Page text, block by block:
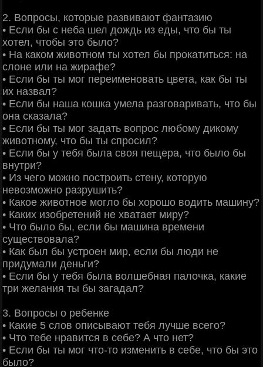
2. Вопросы, которые развивают фантазию
• Если бы с неба шел дождь из еды, что бы ты
хотел, чтобы это было?
• На каком животном ты хотел бы прокатиться: на
слоне или на жирафе?
• Если бы ты мог переименовать цвета, как бы ты
их назвал?
• Если бы наша кошка умела разговаривать, что бы
она сказала?
• Если бы ты мог задать вопрос любому дикому
животному, что бы ты спросил?
• Если бы у тебя была своя пещера, что было бы
внутри?
• Из чего можно построить стену, которую
невозможно разрушить?
• Какое животное могло бы хорошо водить машину?
• Каких изобретений не хватает миру?
• Что было бы, если бы машина времени
существовала?
• Как был бы устроен мир, если бы люди не
придумали деньги?
• Если бы у тебя была волшебная палочка, какие
три желания ты бы загадал?
3. Вопросы о ребенке
• Какие 5 слов описывают тебя лучше всего?
• Что тебе нравится в себе? А что нет?
• Если бы ты мог что-то изменить в себе, что бы это
было?